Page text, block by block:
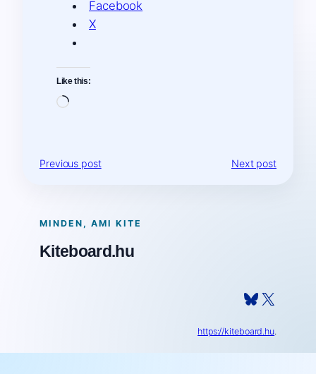
Facebook
X
Like this:
Loading…
Previous post Next post
MINDEN, AMI KITE
Kiteboard.hu
Bluesky X
https://kiteboard.hu.